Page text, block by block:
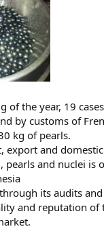
of the year, 19
by customs of
kg of pearls.
export and
pearls and nuclei is
its audits
and reputation of